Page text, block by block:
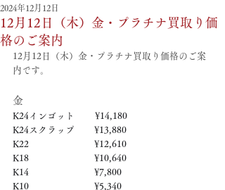
12月12日（木）金・プラチナ買取り価
格のご案内
2024年12月12日
12月12日（木）金・プラチナ買取り価格のご案
内です。
金
K24インゴット　　 ¥14,180
K24スクラップ　     ¥13,880
K22　　　　　   　  ¥12,610
K18　　　　　    　 ¥10,640
K14　　　　　　     ¥7,800
K10　　　　　　     ¥5,340